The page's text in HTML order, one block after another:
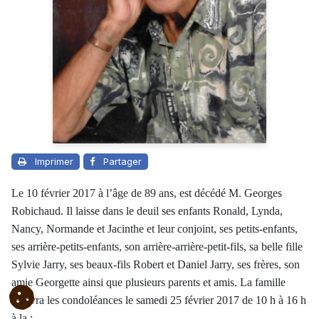
Imprimer Partager
Le 10 février 2017 à l’âge de 89 ans, est décédé M. Georges
Robichaud. Il laisse dans le deuil ses enfants Ronald, Lynda,
Nancy, Normande et Jacinthe et leur conjoint, ses petits-enfants,
ses arrière-petits-enfants, son arrière-arrière-petit-fils, sa belle fille
Sylvie Jarry, ses beaux-fils Robert et Daniel Jarry, ses frères, son
amie Georgette ainsi que plusieurs parents et amis. La famille
recevra les condoléances le samedi 25 février 2017 de 10 h à 16 h